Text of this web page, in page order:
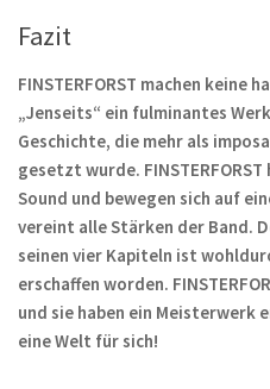
Fazit
FINSTERFORST machen keine
„Jenseits“ ein fulminantes
Geschichte, die mehr als
gesetzt wurde.
Sound und bewegen sich auf
vereint alle Stärken der Band.
seinen vier Kapiteln ist
erschaffen worden.
und sie haben ein Meisterwerk
eine Welt für sich!